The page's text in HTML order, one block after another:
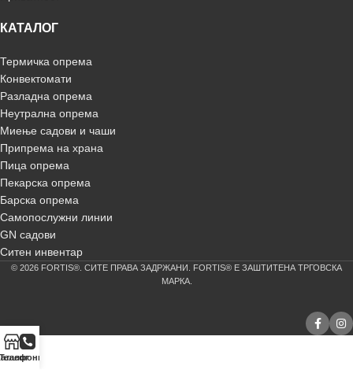
КАТАЛОГ
Термичка опрема
Конвектомати
Разладна опрема
Неутрална опрема
Миење садови и чаши
Припрема на храна
Пица опрема
Пекарска опрема
Барска опрема
Самопослужни линии
GN садови
Ситен инвентар
© 2026 FORTIS®. СИТЕ ПРАВА ЗАДРЖАНИ. FORTIS® Е ЗАШТИТЕНА ТРГОВСКА
МАРКА.